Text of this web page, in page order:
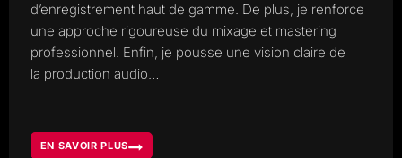
d’enregistrement haut de gamme. De plus, je renforce
une approche rigoureuse du mixage et mastering
professionnel. Enfin, je pousse une vision claire de
la production audio…
EN SAVOIR PLUS
RÉTROSPECTIVE